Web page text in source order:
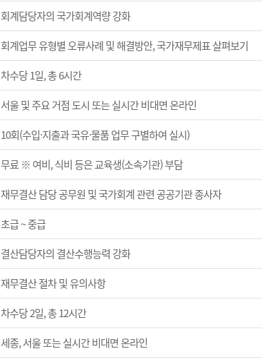
회계담당자의 국가회계역량 강화
회계업무 유형별 오류사례 및 해결방안, 국가재무제표 살펴보기
차수당 1일, 총 6시간
서울 및 주요 거점 도시 또는 실시간 비대면 온라인
10회(수입·지출과 국유·물품 업무 구별하여 실시)
무료 ※ 여비, 식비 등은 교육생(소속기관) 부담
재무결산 담당 공무원 및 국가회계 관련 공공기관 종사자
초급 ~ 중급
결산담당자의 결산수행능력 강화
재무결산 절차 및 유의사항
차수당 2일, 총 12시간
세종, 서울 또는 실시간 비대면 온라인